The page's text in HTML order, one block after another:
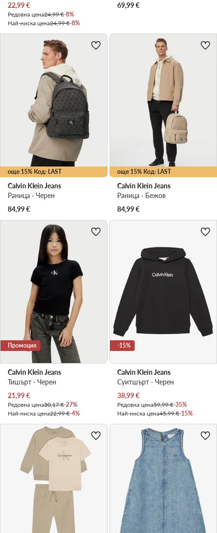
Актуална цена
22,99€
Редовна цена24,99 €-8%
Най-ниска цена24,99 €-8%
69,99€
още 15% Код: LAST
Calvin Klein Jeans
Раница · Черен
84,99€
още 15% Код: LAST
Calvin Klein Jeans
Раница · Бежов
84,99€
Промоция
Calvin Klein Jeans
Тишърт · Черен
Актуална цена
21,99€
Редовна цена30,17 €-27%
Най-ниска цена22,99 €-4%
-15%
Calvin Klein Jeans
Суитшърт · Черен
Актуална цена
38,99€
Редовна цена59,99 €-35%
Най-ниска цена45,99 €-15%